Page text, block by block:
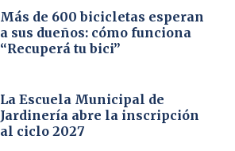
Más de 600 bicicletas esperan
a sus dueños: cómo funciona
“Recuperá tu bici”
La Escuela Municipal de
Jardinería abre la inscripción
al ciclo 2027